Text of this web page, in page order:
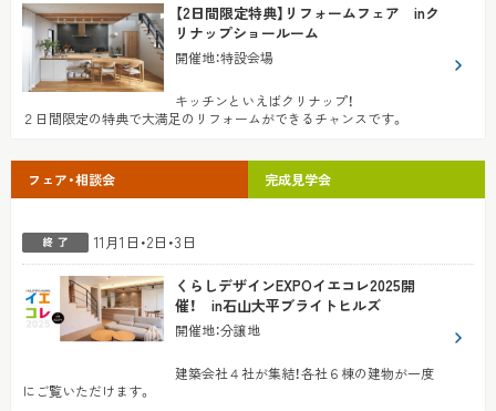
【2日間限定特典】リフォームフェア inク
リナップショールーム
開催地：特設会場
キッチンといえばクリナップ！
２日間限定の特典で大満足のリフォームができるチャンスです。
フェア・相談会 完成見学会
11月1日・2日・3日
くらしデザインEXPOイエコレ2025開
催！ in石山大平ブライトヒルズ
開催地：分譲地
建築会社４社が集結！各社６棟の建物が一度
にご覧いただけます。